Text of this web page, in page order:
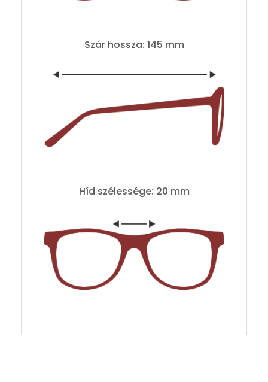
Szár hossza: 145 mm
Híd szélessége: 20 mm